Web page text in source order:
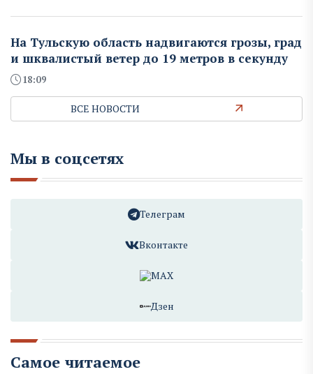
На Тульскую область надвигаются грозы, град
и шквалистый ветер до 19 метров в секунду
18:09
ВСЕ НОВОСТИ
Мы в соцсетях
Телеграм
Вконтакте
MAX
Дзен
Самое читаемое